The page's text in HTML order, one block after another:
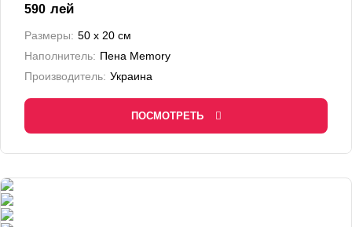
590 лей
Размеры: 50 x 20 см
Наполнитель: Пена Memory
Производитель: Украина
ПОСМОТРЕТЬ